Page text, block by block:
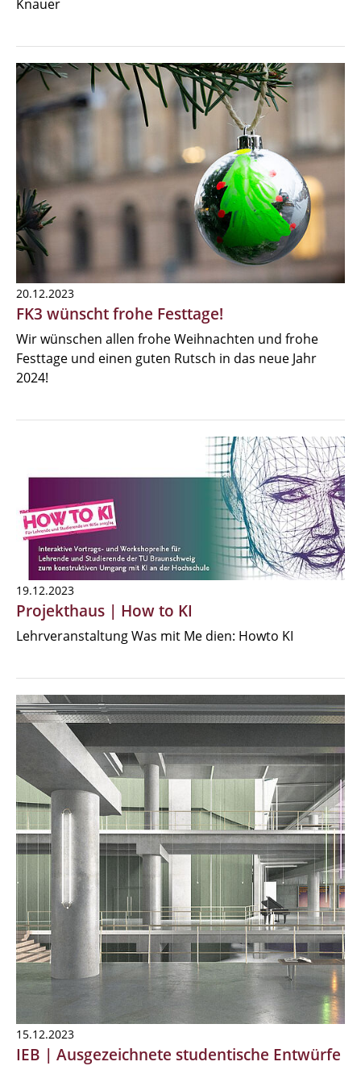
Knauer
20.12.2023
FK3 wünscht frohe Festtage!
Wir wünschen allen frohe Weihnachten und frohe
Festtage und einen guten Rutsch in das neue Jahr
2024!
19.12.2023
Projekthaus | How to KI
Lehrveranstaltung Was mit Me dien: Howto KI
15.12.2023
IEB | Ausgezeichnete studentische Entwürfe